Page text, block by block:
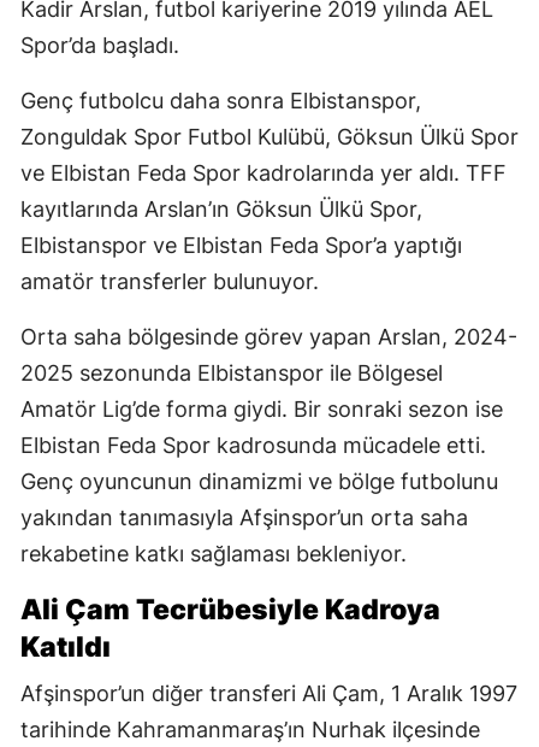
Kadir Arslan, futbol kariyerine 2019 yılında AEL
Spor’da başladı.
Genç futbolcu daha sonra Elbistanspor,
Zonguldak Spor Futbol Kulübü, Göksun Ülkü Spor
ve Elbistan Feda Spor kadrolarında yer aldı. TFF
kayıtlarında Arslan’ın Göksun Ülkü Spor,
Elbistanspor ve Elbistan Feda Spor’a yaptığı
amatör transferler bulunuyor.
Orta saha bölgesinde görev yapan Arslan, 2024-
2025 sezonunda Elbistanspor ile Bölgesel
Amatör Lig’de forma giydi. Bir sonraki sezon ise
Elbistan Feda Spor kadrosunda mücadele etti.
Genç oyuncunun dinamizmi ve bölge futbolunu
yakından tanımasıyla Afşinspor’un orta saha
rekabetine katkı sağlaması bekleniyor.
Ali Çam Tecrübesiyle Kadroya
Katıldı
Afşinspor’un diğer transferi Ali Çam, 1 Aralık 1997
tarihinde Kahramanmaraş’ın Nurhak ilçesinde